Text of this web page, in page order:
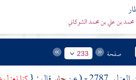
بن علي بن محمد الشوكاني
صفحة 233